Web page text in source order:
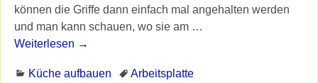
können die Griffe dann einfach mal angehalten werden
und man kann schauen, wo sie am …
Weiterlesen →
Küche aufbauen
Arbeitsplatte